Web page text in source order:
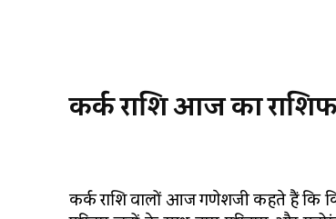
कर्कराशिआजका
कर्क राशि वालों आज गणेशजी कहते हैं कि